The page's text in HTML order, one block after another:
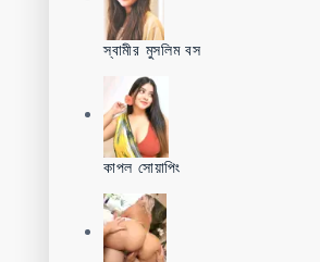
স্বামীর মুসলিম বস
কাপল সোয়াপিং